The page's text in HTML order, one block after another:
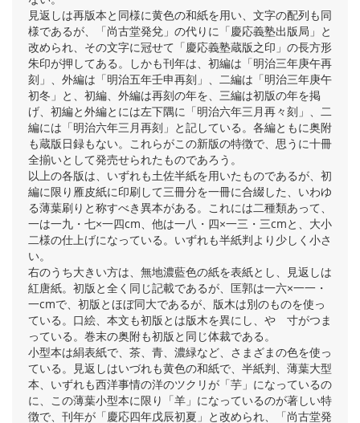
見返しは再版本と同様に黄色の和紙を用い、文字の配列も同
様であるが、「尚古堂発兌」の代りに「慶応義塾出版局」と
改められ、その文字に冠せて「慶応義塾蔵版之印」の長方形
朱印が押してある。しかも刊年は、初編は「明治三年庚午再
刻」、外編は「明治五年壬申再刻」、二編は「明治三年庚午
初冬」と、初編、外編は再刻の年を、三編は初版の年を掲
げ、初編と外編とには左下隅に「明治六年三月再々刻」、二
編には「明治六年三月再刻」と記している。各編ともに奥附
も蔵版日録もない。これらがこの新版の特徴で、思うに十冊
全揃いとして発売せられたものであろう。
以上の各版は、いずれも土佐半紙を用いたものであるが、初
編に限り雁皮紙に印刷して三冊分を一冊に合綴した、いわゆ
る薄葉刷りと称すべき異本がある。これには二種類あって、
一は一九・七×一四cm、他は一八・四×一三・三cmと、大小
二様の仕上げになっている。いずれも半紙判より少しく小さ
い。
右のうち大きい方は、無地濃藍色の紙を表紙とし、見返しは
紅唐紙。初版と全く同じ記載であるが、匡郭は一六×一一・
一cmで、初版とほぼ同大であるが、版木は別のものを使っ
ている。口絵、本文も初版とは版木を異にし、やゝ寸がつま
っている。巻末の奥附も初版と同じ体裁である。
小型本は絹表紙で、茶、青、濃緑など、さまざまの色を使っ
ている。見返しはいづれも黄色の和紙で、半紙判、薄葉大型
本、いずれも西洋事情の洋のツクリが「芋」になっているの
に、この薄葉小型本に限り「羊」になっているのが著しい特
徴で、刊年が「慶応四年戊辰初夏」と改められ、「尚古堂発